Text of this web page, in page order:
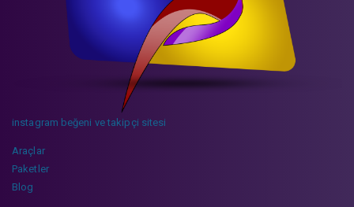
instagram beğeni ve takipçi sitesi
Araçlar
Paketler
Blog